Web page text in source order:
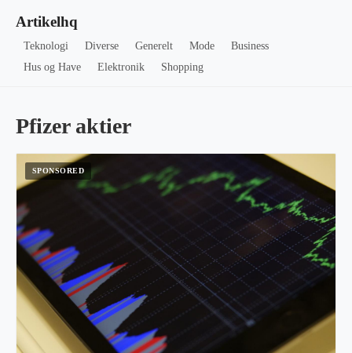
Artikelhq
Teknologi Diverse Generelt Mode
Business
Hus og Have
Elektronik Shopping
Pfizer aktier